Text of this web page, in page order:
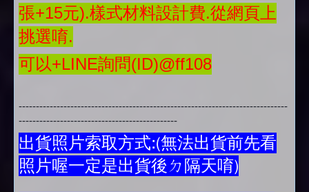
張+15元).樣式材料設計費.從網頁上
挑選唷.
可以+LINE詢問(ID)@ff108
------------------------------------------------------------------------------
----------------------------------------------
出貨照片索取方式:(無法出貨前先看
照片喔一定是出貨後ㄉ隔天唷)